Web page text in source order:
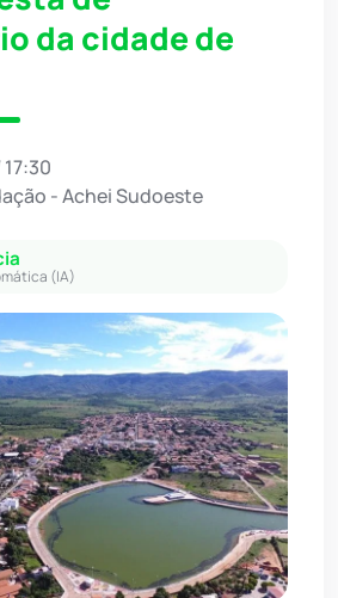
da cidade de
- Achei Sudoeste
(IA)